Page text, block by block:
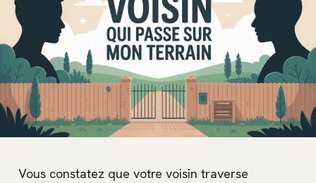
Vous constatez que votre voisin traverse